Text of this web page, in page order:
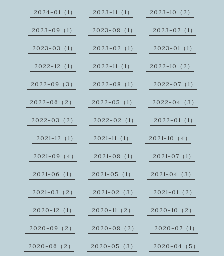
2024-01（1） 2023-11（1） 2023-10（2）
2023-09（1） 2023-08（1） 2023-07（1）
2023-03（1） 2023-02（1） 2023-01（1）
2022-12（1） 2022-11（1） 2022-10（2）
2022-09（3） 2022-08（1） 2022-07（1）
2022-06（2） 2022-05（1） 2022-04（3）
2022-03（2） 2022-02（1） 2022-01（1）
2021-12（1） 2021-11（1） 2021-10（4）
2021-09（4） 2021-08（1） 2021-07（1）
2021-06（1） 2021-05（1） 2021-04（3）
2021-03（2） 2021-02（3） 2021-01（2）
2020-12（1） 2020-11（2） 2020-10（2）
2020-09（2） 2020-08（2） 2020-07（1）
2020-06（2） 2020-05（3） 2020-04（5）